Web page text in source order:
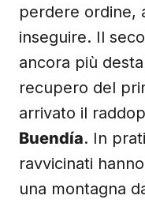
perdere ordine,
inseguire. Il
ancora più
recupero del
arrivato il
Buendía. In
ravvicinati
una montagna